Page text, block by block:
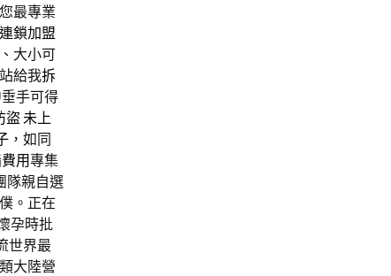
最專業
連鎖加盟
大小可
給我拆
手可得
盜 未上
，如同
用專集
隊親自選
。正在
孕時批
世界最
大陸營